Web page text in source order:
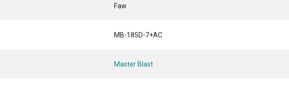
Faw
MB-185D-7+AC
Master Blast